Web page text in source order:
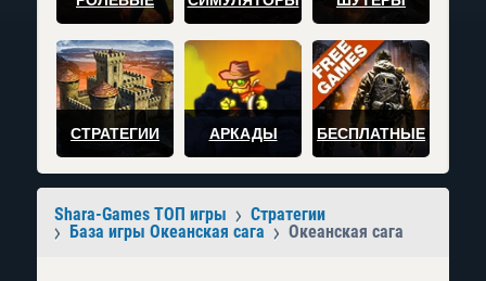
СТРАТЕГИИ АРКАДЫ БЕСПЛАТНЫЕ
Shara-Games ТОП игры
Стратегии
База игры Океанская сага
Океанская сага